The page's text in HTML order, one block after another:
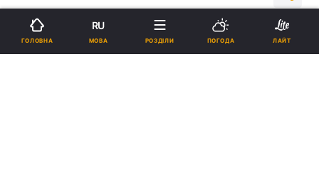
Підпишіться на нас в Google
ГОЛОВНА
RU
МОВА РОЗДІЛИ ПОГОДА ЛАЙТ